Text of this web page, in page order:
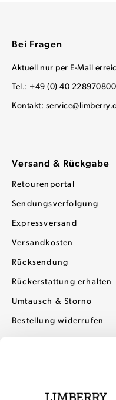
Versand & Rückgabe
Retourenportal
Sendungsverfolgung
Expressversand
Versandkosten
Rücksendung
Rückerstattung erhalten
Umtausch & Storno
Bestellung widerrufen
Bei Fragen
Aktuell nur per E-Mail
Tel.: +49 (0) 40
Kontakt: